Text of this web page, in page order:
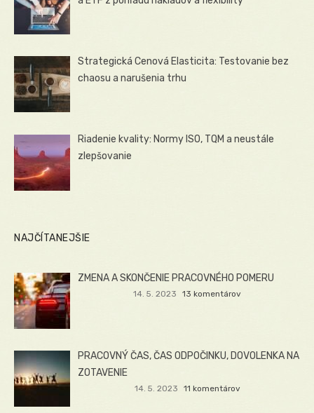
Strategická Cenová Elasticita: Testovanie bez
chaosu a narušenia trhu
Riadenie kvality: Normy ISO, TQM a neustále
zlepšovanie
NAJČÍTANEJŠIE
ZMENA A SKONČENIE PRACOVNÉHO POMERU
14. 5. 2023 13 komentárov
PRACOVNÝ ČAS, ČAS ODPOČINKU, DOVOLENKA NA
ZOTAVENIE
14. 5. 2023 11 komentárov